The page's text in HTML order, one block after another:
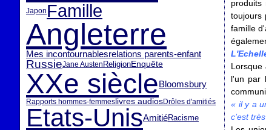
Japon Famille
Angleterre
Mes incontournablesrelations parents-enfant
RussieJane Austen ReligionEnquête
XXe siècleBloomsbury
Rapports hommes-femmeslivres audiosDrôles d'amitiés
Etats-UnisAmitiéRacisme
toujours
famille
Lorsque
l'un par
« il y a
c’est